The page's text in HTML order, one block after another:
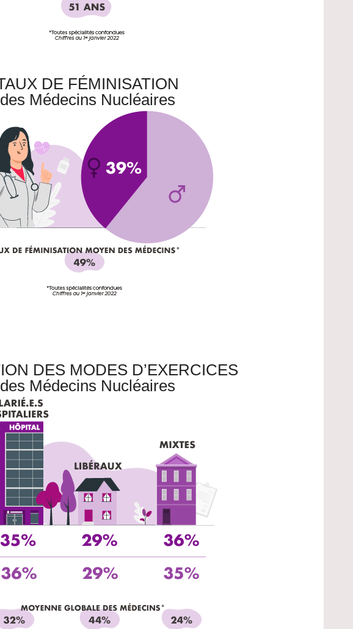
DE FÉMINISATION
des Médecins Nucléaires
DES MODES D’EXERCICES
des Médecins Nucléaires